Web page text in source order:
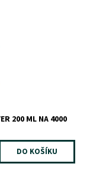
200 ML NA 4000